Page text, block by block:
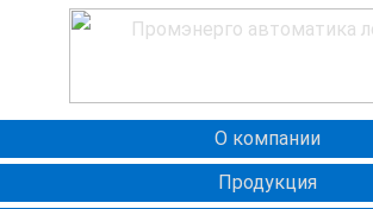
О компании
Продукция